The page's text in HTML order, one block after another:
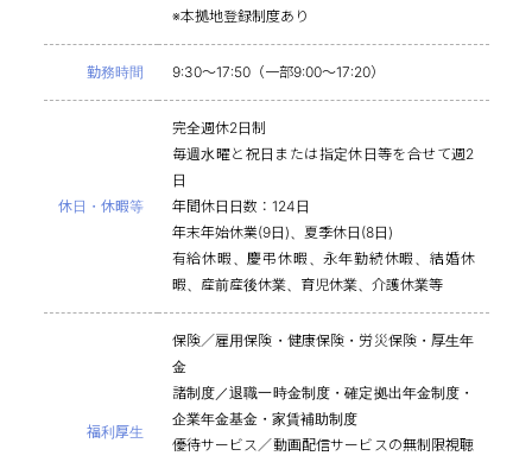
※本拠地登録制度あり
勤務時間 9:30～17:50（一部9:00～17:20）
休日・休暇等
完全週休2日制
毎週水曜と祝日または指定休日等を合せて週2
日
年間休日日数：124日
年末年始休業(9日)、夏季休日(8日)
有給休暇、慶弔休暇、永年勤続休暇、結婚休
暇、産前産後休業、育児休業、介護休業等
福利厚生
保険／雇用保険・健康保険・労災保険・厚生年
金
諸制度／退職一時金制度・確定拠出年金制度・
企業年金基金・家賃補助制度
優待サービス／動画配信サービスの無制限視聴